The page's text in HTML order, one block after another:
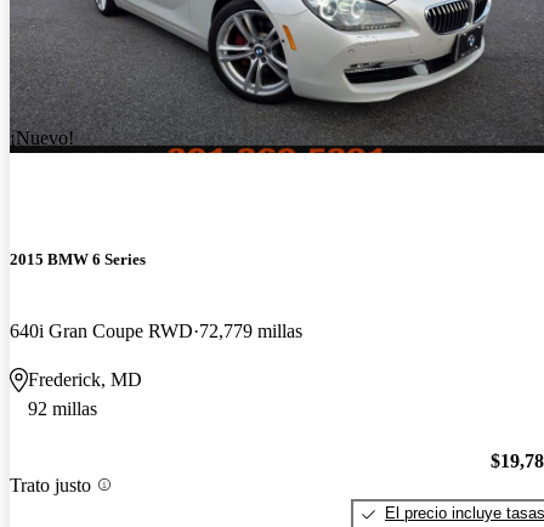
¡Nuevo!
2015 BMW 6 Series
640i Gran Coupe RWD 72,779 millas
Frederick, MD
92 millas
Trato justo
El precio incluye tasas